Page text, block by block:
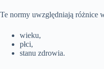
Te normy uwzględniają różnice
wieku,
płci,
stanu zdrowia.